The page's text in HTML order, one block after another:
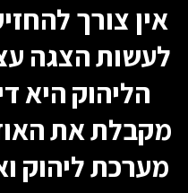
אין צורך
לעשות הצגה
הליהוק היא
מקבלת את
מערכת ליהוק